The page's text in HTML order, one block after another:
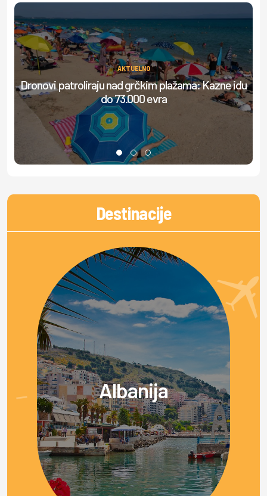
AKTUELNO
Dronovi patroliraju nad grčkim plažama: Kazne idu
do 73.000 evra
Destinacije
Albanija